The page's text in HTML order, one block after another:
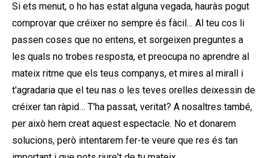
Si ets menut, o ho has estat alguna vegada, hauràs pogut
comprovar que créixer no sempre és fàcil… Al teu cos li
passen coses que no entens, et sorgeixen preguntes a
les quals no trobes resposta, et preocupa no aprendre al
mateix ritme que els teus companys, et mires al mirall i
t'agradaria que el teu nas o les teves orelles deixessin de
créixer tan ràpid… T'ha passat, veritat? A nosaltres també,
per això hem creat aquest espectacle. No et donarem
solucions, però intentarem fer-te veure que res és tan